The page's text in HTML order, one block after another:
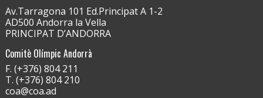
Av.Tarragona 101 Ed.Principat A 1-2
AD500 Andorra la Vella
PRINCIPAT D’ANDORRA
Comitè Olímpic Andorrà
F. (+376) 804 211
T. (+376) 804 210
coa@coa.ad